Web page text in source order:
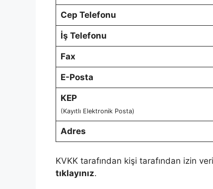
Cep Telefonu
İş Telefonu
Fax
E-Posta
KEP
(Kayıtlı Elektronik Posta)
Adres
KVKK tarafından kişi tarafından izin
tıklayınız.